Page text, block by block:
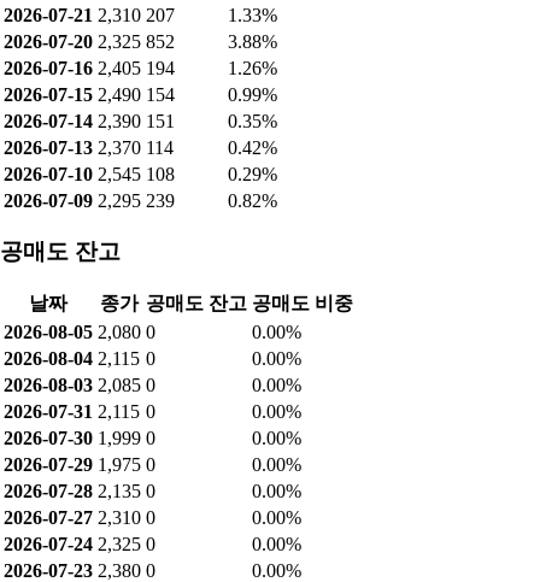
2026-07-21 2,310 207
1.33%
2026-07-20 2,325 852
3.88%
2026-07-16 2,405 194
1.26%
2026-07-15 2,490 154
0.99%
2026-07-14 2,390 151
0.35%
2026-07-13 2,370 114
0.42%
2026-07-10 2,545 108
0.29%
2026-07-09 2,295 239 0.82%
공매도 잔고
날짜 종가 공매도 잔고 공매도 비중
2026-08-05 2,080 0
0.00%
2026-08-04 2,115 0
0.00%
2026-08-03 2,085 0
0.00%
2026-07-31 2,115 0
0.00%
2026-07-30 1,999 0
0.00%
2026-07-29 1,975 0
0.00%
2026-07-28 2,135 0
0.00%
2026-07-27 2,310 0
0.00%
2026-07-24 2,325 0
0.00%
2026-07-23 2,380 0
0.00%